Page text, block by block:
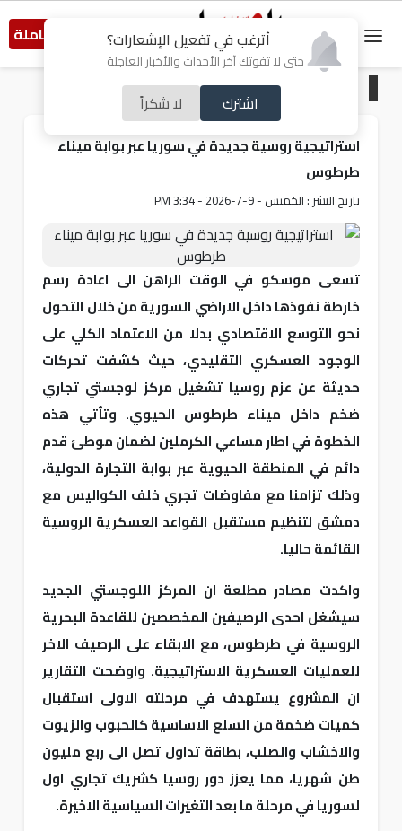
أترغب في تفعيل الإشعارات؟
حتى لا تفوتك آخر الأحداث والأخبار العاجلة
اشترك لا شكراً
النسخة الكاملة
اقتصاد
استراتيجية روسية جديدة في سوريا عبر بوابة ميناء
طرطوس
تاريخ النشر : الخميس - 9-7-2026 - 3:34 PM
تسعى موسكو في الوقت الراهن الى اعادة رسم
خارطة نفوذها داخل الاراضي السورية من خلال التحول
نحو التوسع الاقتصادي بدلا من الاعتماد الكلي على
الوجود العسكري التقليدي، حيث كشفت تحركات
حديثة عن عزم روسيا تشغيل مركز لوجستي تجاري
ضخم داخل ميناء طرطوس الحيوي. وتأتي هذه
الخطوة في اطار مساعي الكرملين لضمان موطئ قدم
دائم في المنطقة الحيوية عبر بوابة التجارة الدولية،
وذلك تزامنا مع مفاوضات تجري خلف الكواليس مع
دمشق لتنظيم مستقبل القواعد العسكرية الروسية
القائمة حاليا.
واكدت مصادر مطلعة ان المركز اللوجستي الجديد
سيشغل احدى الرصيفين المخصصين للقاعدة البحرية
الروسية في طرطوس، مع الابقاء على الرصيف الاخر
للعمليات العسكرية الاستراتيجية. واوضحت التقارير
ان المشروع يستهدف في مرحلته الاولى استقبال
كميات ضخمة من السلع الاساسية كالحبوب والزيوت
والاخشاب والصلب، بطاقة تداول تصل الى ربع مليون
طن شهريا، مما يعزز دور روسيا كشريك تجاري اول
لسوريا في مرحلة ما بعد التغيرات السياسية الاخيرة.